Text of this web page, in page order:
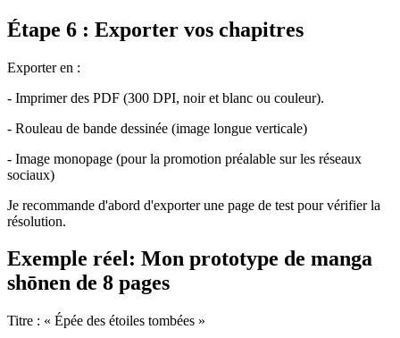
Étape 6 : Exporter vos chapitres
Exporter en :
- Imprimer des PDF (300 DPI, noir et blanc ou couleur).
- Rouleau de bande dessinée (image longue verticale)
- Image monopage (pour la promotion préalable sur les réseaux
sociaux)
Je recommande d'abord d'exporter une page de test pour vérifier la
résolution.
Exemple réel: Mon prototype de manga
shōnen de 8 pages
Titre : « Épée des étoiles tombées »